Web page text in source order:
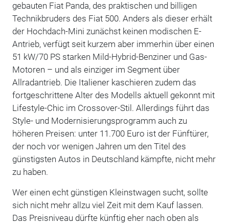
gebauten Fiat Panda, des praktischen und billigen
Technikbruders des Fiat 500. Anders als dieser erhält
der Hochdach-Mini zunächst keinen modischen E-
Antrieb, verfügt seit kurzem aber immerhin über einen
51 kW/70 PS starken Mild-Hybrid-Benziner und Gas-
Motoren – und als einziger im Segment über
Allradantrieb. Die Italiener kaschieren zudem das
fortgeschrittene Alter des Modells aktuell gekonnt mit
Lifestyle-Chic im Crossover-Stil. Allerdings führt das
Style- und Modernisierungsprogramm auch zu
höheren Preisen: unter 11.700 Euro ist der Fünftürer,
der noch vor wenigen Jahren um den Titel des
günstigsten Autos in Deutschland kämpfte, nicht mehr
zu haben.
Wer einen echt günstigen Kleinstwagen sucht, sollte
sich nicht mehr allzu viel Zeit mit dem Kauf lassen.
Das Preisniveau dürfte künftig eher nach oben als